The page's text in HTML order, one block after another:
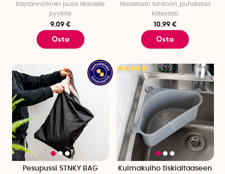
Käytännöllinen pussi likaiselle
pyykille
9.09 €
Osta
Nostetaan tankoon, puhdistaa
kätevästi
10.99 €
Osta
Pesupussi STNKY BAG Kulmakulho tiskialtaaseen